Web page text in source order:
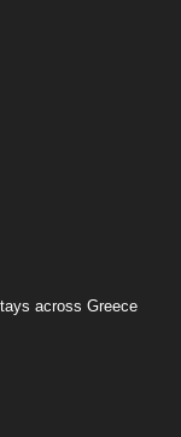
across Greece